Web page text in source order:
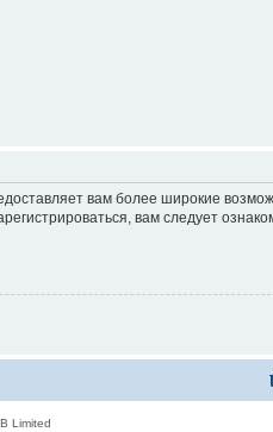
вам более широкие
вам следует
Limited